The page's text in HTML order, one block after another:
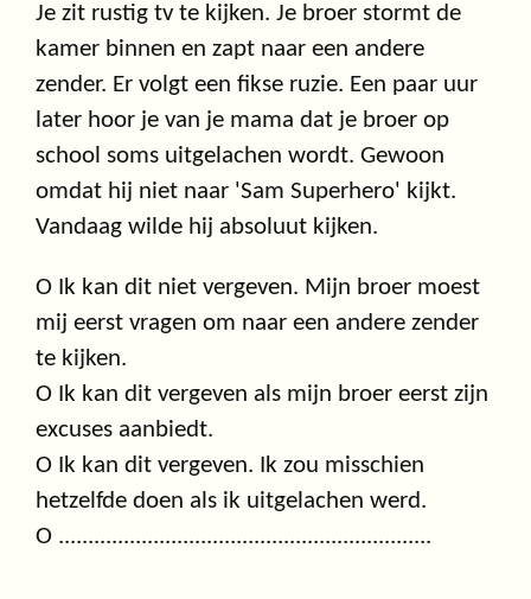
Je zit rustig tv te kijken. Je broer stormt de
kamer binnen en zapt naar een andere
zender. Er volgt een fikse ruzie. Een paar uur
later hoor je van je mama dat je broer op
school soms uitgelachen wordt. Gewoon
omdat hij niet naar 'Sam Superhero' kijkt.
Vandaag wilde hij absoluut kijken.
O Ik kan dit niet vergeven. Mijn broer moest
mij eerst vragen om naar een andere zender
te kijken.
O Ik kan dit vergeven als mijn broer eerst zijn
excuses aanbiedt.
O Ik kan dit vergeven. Ik zou misschien
hetzelfde doen als ik uitgelachen werd.
O ...............................................................